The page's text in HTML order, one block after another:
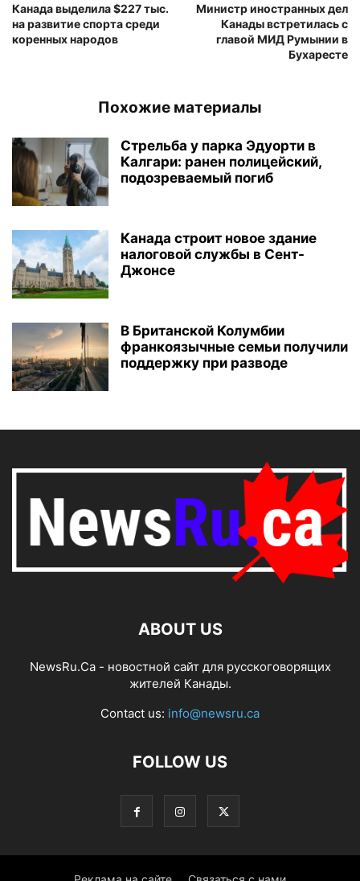
Канада выделила $227 тыс.
на развитие спорта среди
коренных народов
Министр иностранных дел
Канады встретилась с
главой МИД Румынии в
Бухаресте
Похожие материалы
Стрельба у парка Эдуорти в
Калгари: ранен полицейский,
подозреваемый погиб
Канада строит новое здание
налоговой службы в Сент-
Джонсе
В Британской Колумбии
франкоязычные семьи получили
поддержку при разводе
ABOUT US
NewsRu.Ca - новостной сайт для русскоговорящих
жителей Канады.
Contact us: info@newsru.ca
FOLLOW US